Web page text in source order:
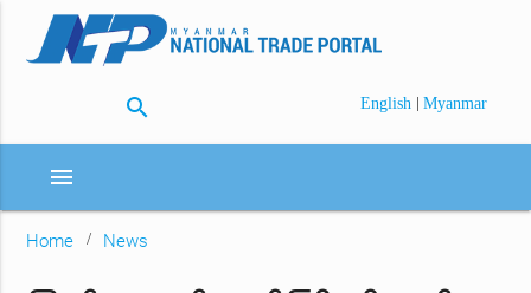
search English | Myanmar
menu
Home News